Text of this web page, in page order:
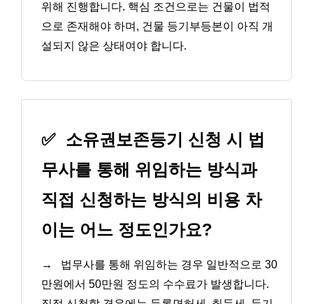
위해 진행합니다. 핵심 조건으로는 건물이 법적
으로 존재해야 하며, 건물 등기부등본이 아직 개
설되지 않은 상태여야 합니다.
✅ 소유권보존등기 신청 시 법
무사를 통해 위임하는 방식과
직접 신청하는 방식의 비용 차
이는 어느 정도인가요?
→
법무사를 통해 위임하는 경우 일반적으로 30
만원에서 50만원 정도의 수수료가 발생합니다.